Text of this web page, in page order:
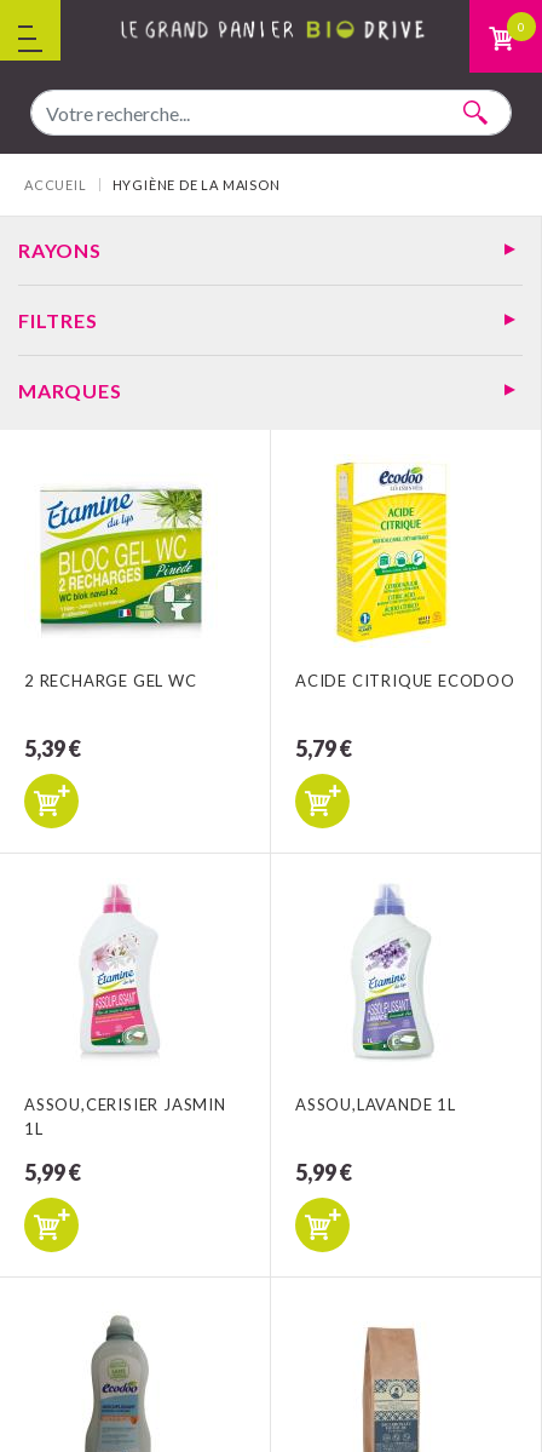
0
ACCUEIL HYGIÈNE DE LA MAISON
RAYONS
FILTRES
MARQUES
2 RECHARGE GEL WC
5,39 €
ACIDE CITRIQUE ECODOO
5,79 €
ASSOU,CERISIER JASMIN
1L
5,99 €
ASSOU,LAVANDE 1L
5,99 €